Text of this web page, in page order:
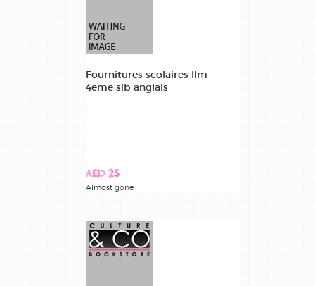
Fournitures scolaires llm -
4eme sib anglais
AED 25
Almost gone